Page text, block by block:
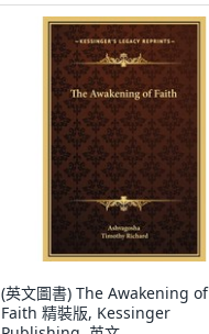
(英文圖書) The Awakening of
Faith 精裝版, Kessinger